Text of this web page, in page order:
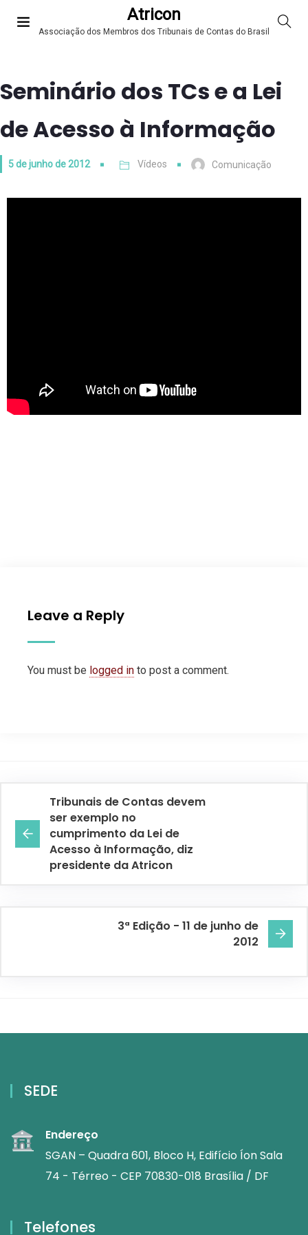
Atricon
Associação dos Membros dos Tribunais de Contas do Brasil
Seminário dos TCs e a Lei
de Acesso à Informação
5 de junho de 2012 Vídeos Comunicação
Leave a Reply
You must be logged in to post a comment.
Tribunais de Contas devem
ser exemplo no
cumprimento da Lei de
Acesso à Informação, diz
presidente da Atricon
3ª Edição - 11 de junho de
2012
SEDE
Endereço
SGAN – Quadra 601, Bloco H, Edifício Íon Sala
74 - Térreo - CEP 70830-018 Brasília / DF
Telefones